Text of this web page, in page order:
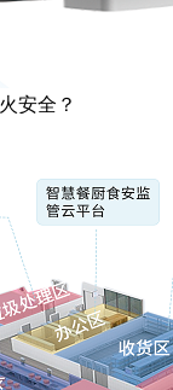
安全？